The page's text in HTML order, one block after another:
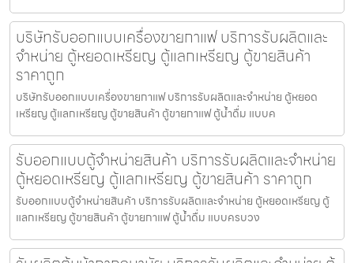
บริษัทรับออกแบบเครื่องขายกาแฟ บริการรับผลิตและ
จำหน่าย ตู้หยอดเหรียญ ตู้แลกเหรียญ ตู้ขายสินค้า
ราคาถูก
บริษัทรับออกแบบเครื่องขายกาแฟ บริการรับผลิตและจำหน่าย ตู้หยอด
เหรียญ ตู้แลกเหรียญ ตู้ขายสินค้า ตู้ขายกาแฟ ตู้น้ำดื่ม แบบค
รับออกแบบตู้จำหน่ายสินค้า บริการรับผลิตและจำหน่าย
ตู้หยอดเหรียญ ตู้แลกเหรียญ ตู้ขายสินค้า ราคาถูก
รับออกแบบตู้จำหน่ายสินค้า บริการรับผลิตและจำหน่าย ตู้หยอดเหรียญ ตู้
แลกเหรียญ ตู้ขายสินค้า ตู้ขายกาแฟ ตู้น้ำดื่ม แบบครบวง